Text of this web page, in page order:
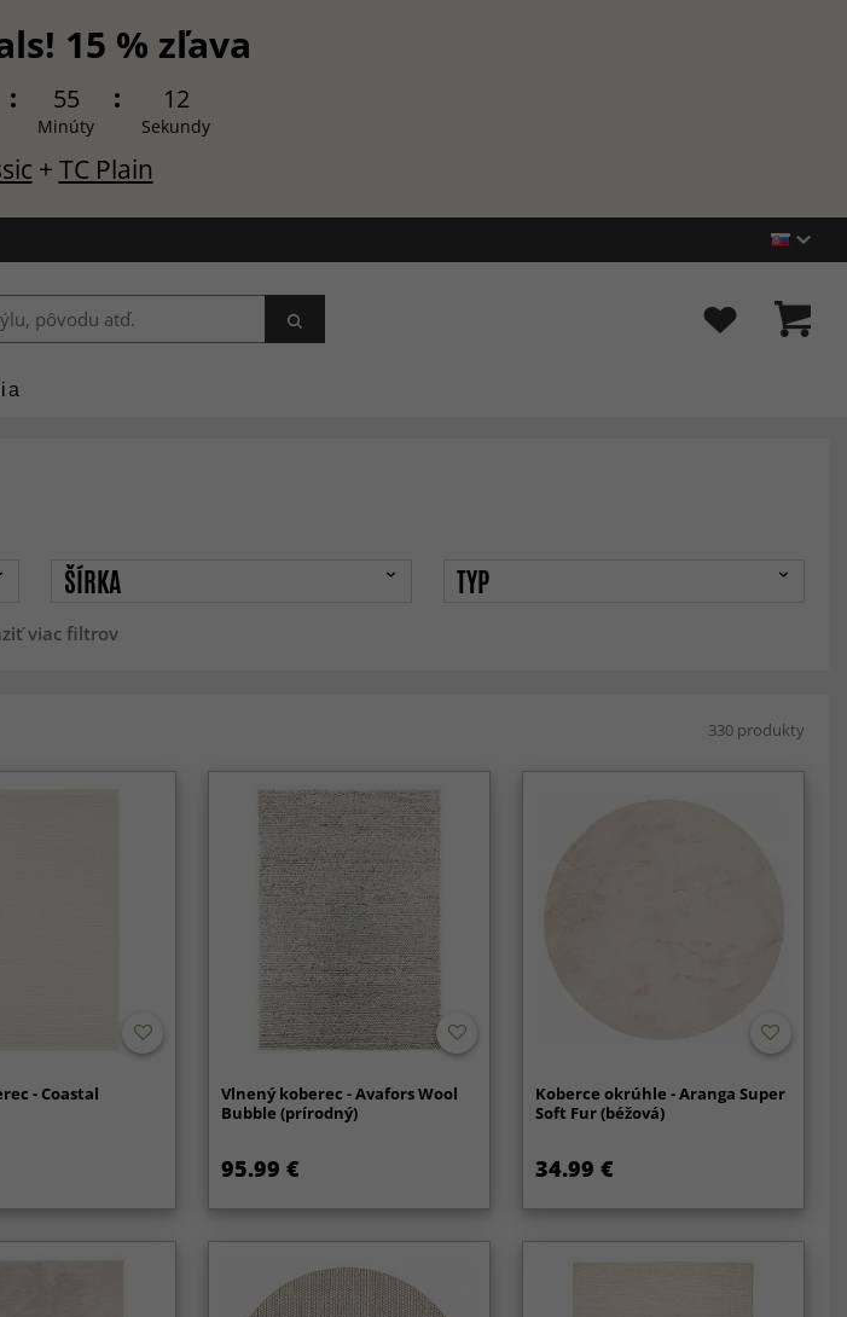
15 % zľava
55
Minúty
11
Sekundy
+ TC Plain
viac filtrov
ŠÍRKA TYP
330 produkty
- Coastal
Vlnený koberec - Avafors Wool
Bubble (prírodný)
95.99 €
Koberce okrúhle - Aranga Super
Soft Fur (béžová)
34.99 €